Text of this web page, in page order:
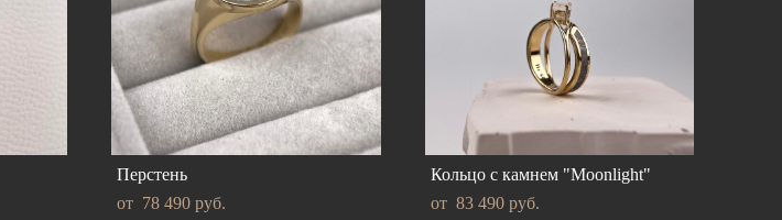
Перстень
от 78 490 pуб.
Кольцо с камнем "Moonlight"
от 83 490 pуб.